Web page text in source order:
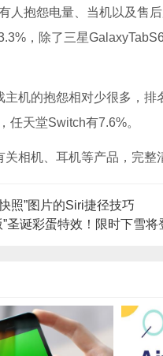
人抱怨电量、当机以及售
，除了三星
机的抱怨相对少很多，
任天堂Switch有7.6%。
相机、耳机等产品，完整
照”图片的Siri捷径技巧
圣诞彩蛋特效！限时下雪将